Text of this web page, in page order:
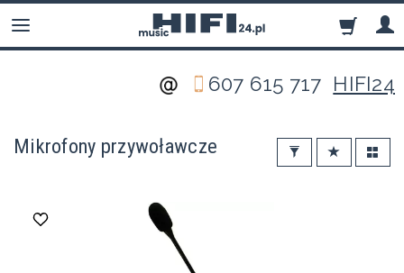
607 615 717 HIFI24
Mikrofony przywoławcze